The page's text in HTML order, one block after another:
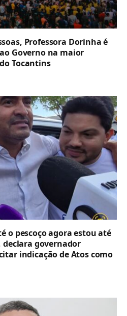
Professora Dorinha é
Governo na maior
Tocantins
o pescoço agora estou até
declara governador
indicação de Atos como